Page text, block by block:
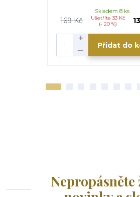
169 Kč
Ušetříte 33 Kč
(- 20 %)
Skladem 8 ks
Přidat do
Nepropásněte